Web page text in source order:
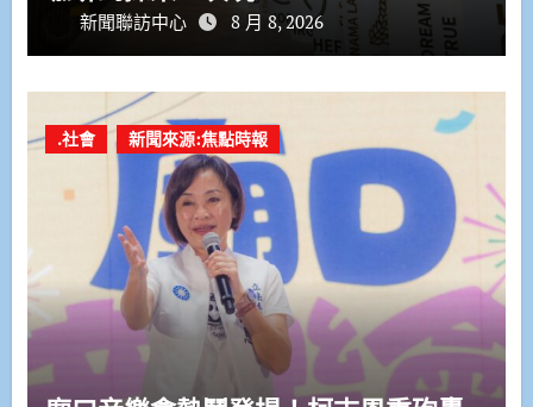
新聞聯訪中心 8 月 8, 2026
.社會 新聞來源:焦點時報